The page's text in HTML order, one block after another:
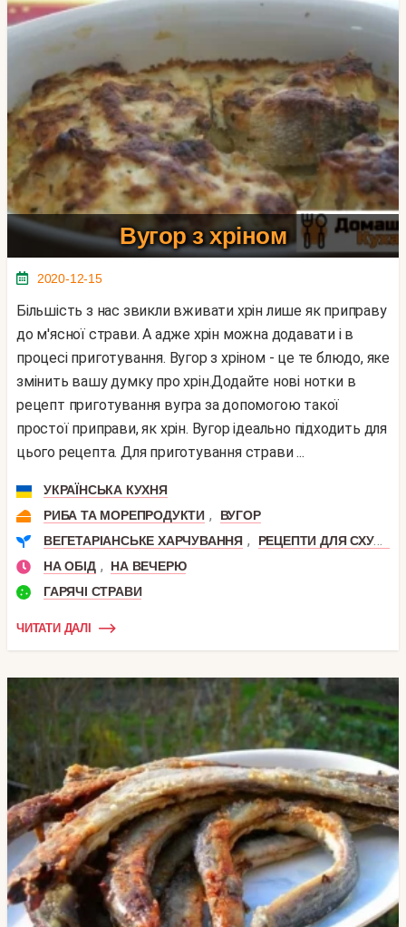
Вугор з хріном
2020-12-15
Більшість з нас звикли вживати хрін лише як приправу
до м'ясної страви. А адже хрін можна додавати і в
процесі приготування. Вугор з хріном - це те блюдо, яке
змінить вашу думку про хрін.Додайте нові нотки в
рецепт приготування вугра за допомогою такої
простої приправи, як хрін. Вугор ідеально підходить для
цього рецепта. Для приготування страви ...
УКРАЇНСЬКА КУХНЯ
РИБА ТА МОРЕПРОДУКТИ ,
ВУГОР
ВЕГЕТАРІАНСЬКЕ ХАРЧУВАННЯ ,
РЕЦЕПТИ ДЛЯ СХУДНЕННЯ
НА ОБІД ,
НА ВЕЧЕРЮ
ГАРЯЧІ СТРАВИ
ЧИТАТИ ДАЛІ